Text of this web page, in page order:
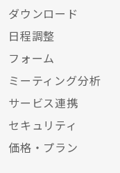
ダウンロード
日程調整
フォーム
ミーティング分析
サービス連携
セキュリティ
価格・プラン